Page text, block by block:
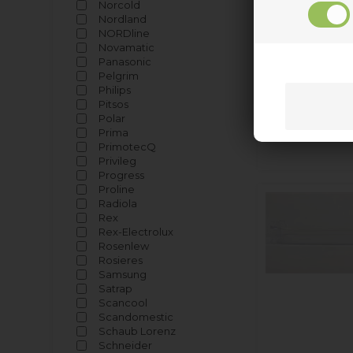
Norcold
Nordland
NORDline
Novamatic
Panasonic
Pelgrim
Philips
Pitsos
Polar
Prima
PrimotecQ
Privileg
Progress
Proline
Radiola
Rex
Rex-Electrolux
Rosenlew
Rosieres
Samsung
Satrap
Scancool
Scandomestic
Schaub Lorenz
Schneider